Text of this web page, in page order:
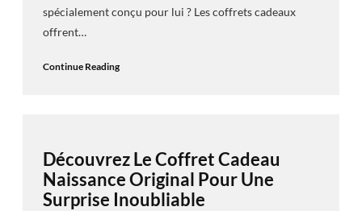
spécialement conçu pour lui ? Les coffrets cadeaux
offrent…
Continue Reading
Découvrez Le Coffret Cadeau
Naissance Original Pour Une
Surprise Inoubliable